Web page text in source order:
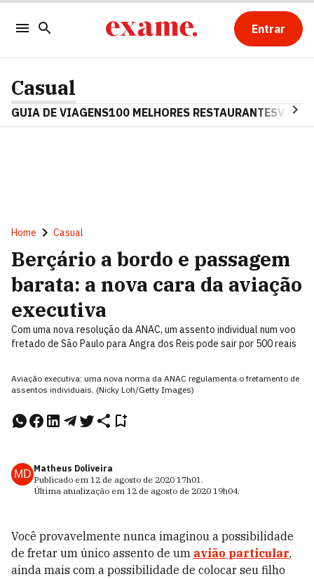
Entrar
Casual
GUIA DE VIAGENS100 MELHORES RESTAURANTES
Home Casual
Berçário a bordo e passagem
barata: a nova cara da aviação
executiva
Com uma nova resolução da ANAC, um assento individual num voo
fretado de São Paulo para Angra dos Reis pode sair por 500 reais
Aviação executiva: uma nova norma da ANAC regulamenta o fretamento de
assentos individuais. (Nicky Loh/Getty Images)
MD Matheus Doliveira
Publicado em 12 de agosto de 2020 17h01.
Última atualização em 12 de agosto de 2020 19h04.
Você provavelmente nunca imaginou a possibilidade
de fretar um único assento de um avião particular,
ainda mais com a possibilidade de colocar seu filho